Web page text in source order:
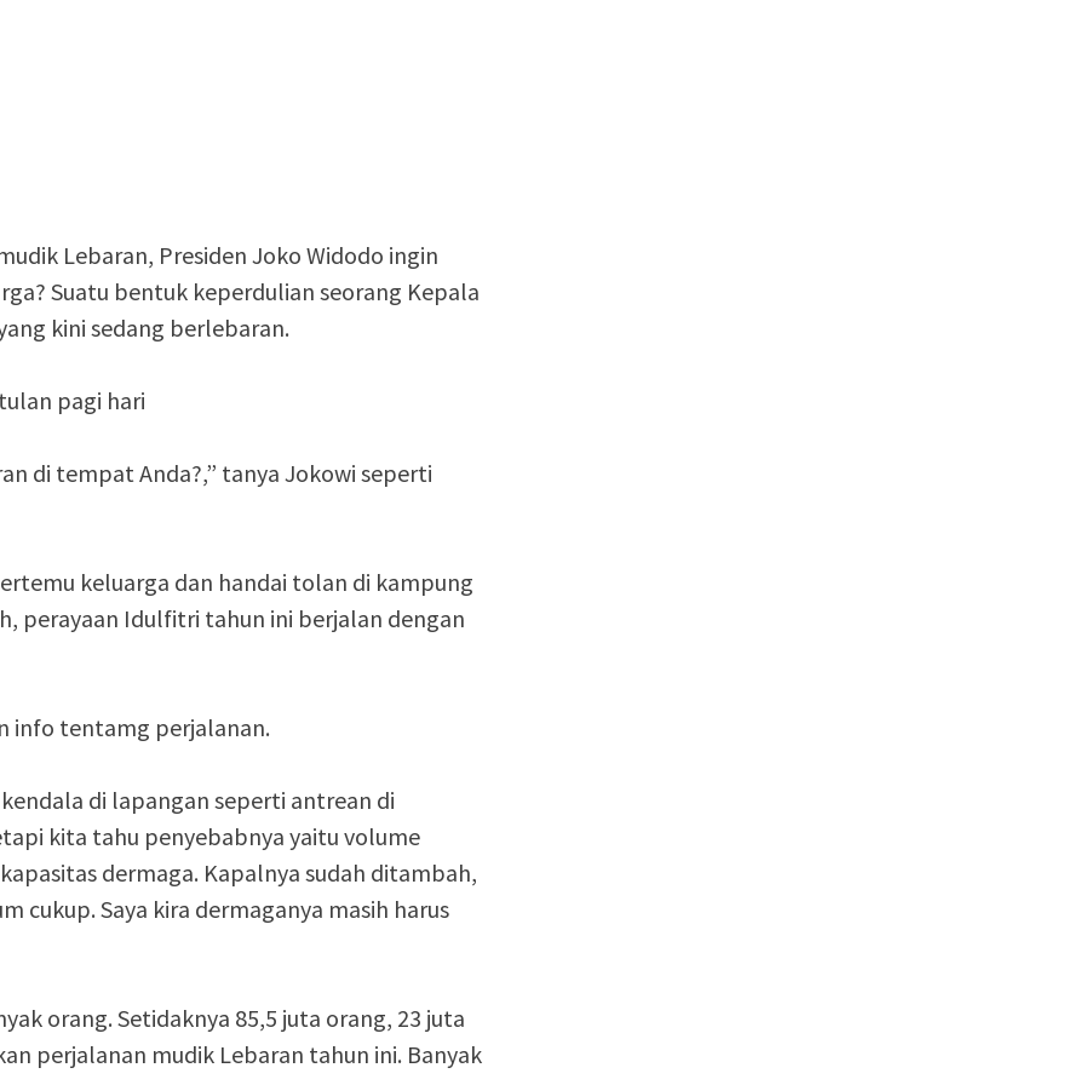
Lebaran, Presiden Joko Widodo ingin
Suatu bentuk keperdulian seorang Kepala
kini sedang berlebaran.
pagi hari
di tempat Anda?,” tanya Jokowi seperti
keluarga dan handai tolan di kampung
perayaan Idulfitri tahun ini berjalan dengan
info tentamg perjalanan.
di lapangan seperti antrean di
kita tahu penyebabnya yaitu volume
dermaga. Kapalnya sudah ditambah,
cukup. Saya kira dermaganya masih harus
orang. Setidaknya 85,5 juta orang, 23 juta
perjalanan mudik Lebaran tahun ini. Banyak